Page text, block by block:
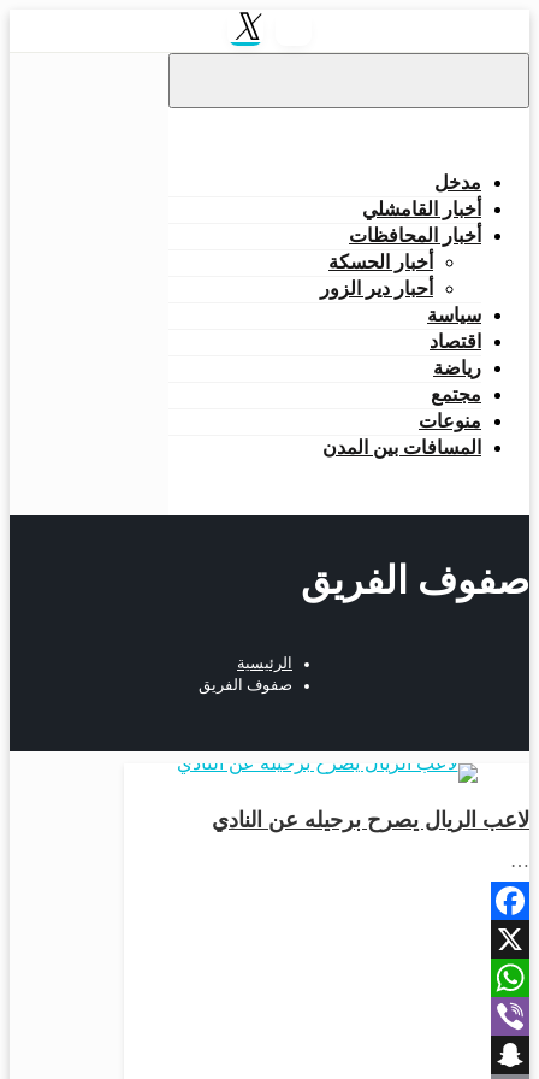
إلى
مدخل
أخبار القامشلي
أخبار المحافظات
أخبار الحسكة
أحبار دير الزور
سياسة
اقتصاد
رياضة
مجتمع
منوعات
المسافات بين المدن
صفوف الفريق
الرئيسية
صفوف الفريق
رياضة
لاعب الريال يصرح برحيله عن النادي
…
Facebook
X
WhatsApp
Viber